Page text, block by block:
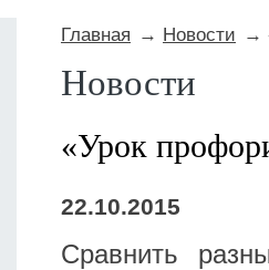
Главная Новости
Новости
«Урок
22.10.2015
Сравнить